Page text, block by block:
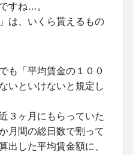
すね…。
は、いくら貰えるもの
も「平均賃金の１００
いといけないと規定し
３ヶ月にもらっていた
月間の総日数で割って
出した平均賃金額に、